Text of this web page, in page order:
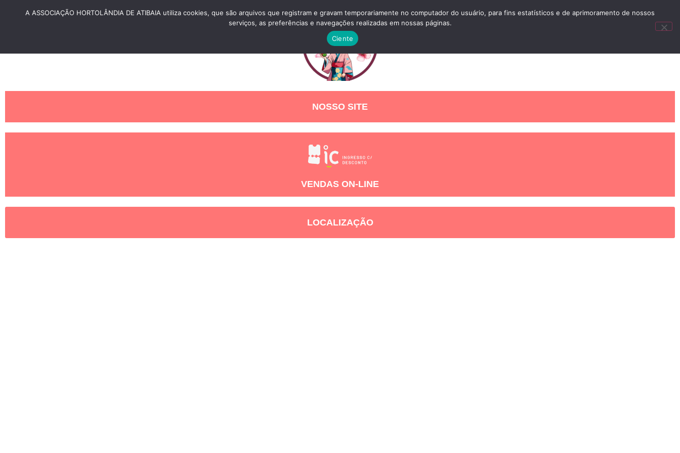
NOSSO SITE
VENDAS ON-LINE
LOCALIZAÇÃO
A ASSOCIAÇÃO HORTOLÂNDIA DE ATIBAIA utiliza cookies, que são arquivos que registram e gravam temporariamente no computador do usuário, para fins estatísticos e de aprimoramento de nossos
serviços, as preferências e navegações realizadas em nossas páginas.
Ciente